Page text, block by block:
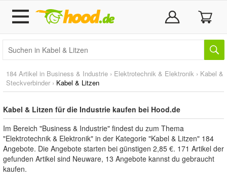
184 Artikel in Business & Industrie › Elektrotechnik & Elektronik › Kabel &
Steckverbinder › Kabel & Litzen
Kabel & Litzen für die Industrie kaufen bei Hood.de
Im Bereich "Business & Industrie" findest du zum Thema
"Elektrotechnik & Elektronik" in der Kategorie "Kabel & Litzen" 184
Angebote. Die Angebote starten bei günstigen 2,85 €. 171 Artikel der
gefunden Artikel sind Neuware, 13 Angebote kannst du gebraucht
kaufen.